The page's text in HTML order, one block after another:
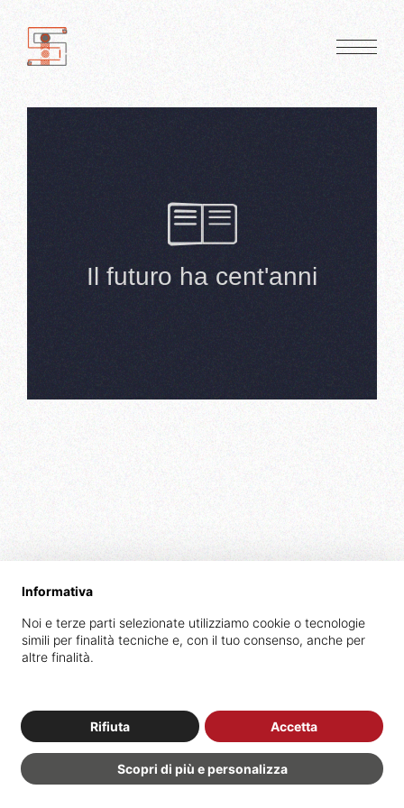
Se vuoi ricevere una copia gratuita
del nostro libro scrivi a
info@innocentestipanovich.it
Informativa
Noi e terze parti selezionate utilizziamo cookie o tecnologie
simili per finalità tecniche e, con il tuo consenso, anche per
altre finalità.
Scopri di più e personalizza
Rifiuta Accetta